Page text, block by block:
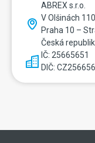
ABREX s.r.o.
V Olšinách
Praha 10 –
Česká
IČ: 25665651
DIČ: